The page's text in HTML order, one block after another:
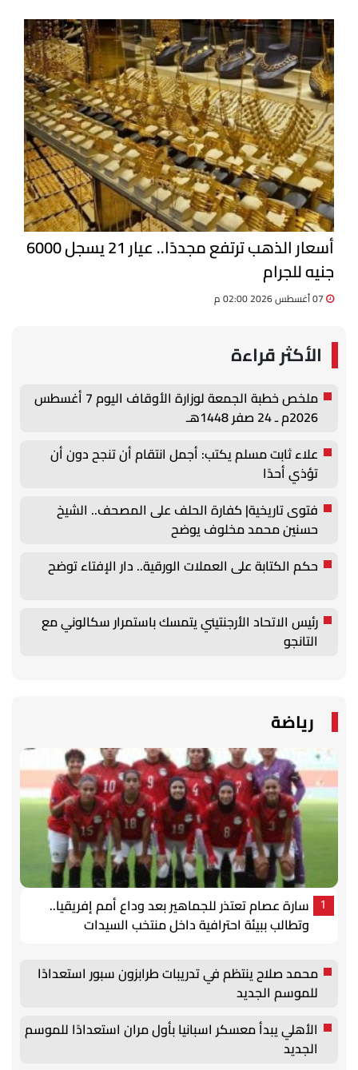
أسعار الذهب ترتفع مجددًا.. عيار 21 يسجل 6000
جنيه للجرام
الأكثر قراءة
ملخص خطبة الجمعة لوزارة الأوقاف اليوم 7 أغسطس
2026م ـ 24 صفر 1448هـ
علاء ثابت مسلم يكتب: أجمل انتقام أن تنجح دون أن
تؤذي أحدًا
فتوى تاريخية| كفارة الحلف على المصحف.. الشيخ
حسنين محمد مخلوف يوضح
حكم الكتابة على العملات الورقية.. دار الإفتاء توضح
رئيس الاتحاد الأرجنتيني يتمسك باستمرار سكالوني مع
التانجو
رياضة
1
سارة عصام تعتذر للجماهير بعد وداع أمم إفريقيا..
وتطالب ببيئة احترافية داخل منتخب السيدات
محمد صلاح ينتظم في تدريبات طرابزون سبور استعدادًا
للموسم الجديد
الأهلي يبدأ معسكر اسبانيا بأول مران استعدادًا للموسم
الجديد